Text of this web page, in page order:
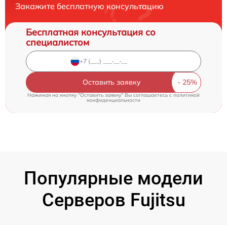
Закажите бесплатную консультацию
Бесплатная консультация со
специалистом
Оставить заявку
Нажимая на кнопку "Оставить заявку" Вы соглашаетесь cполитикой
конфиденциальности
Популярные модели
Серверов Fujitsu